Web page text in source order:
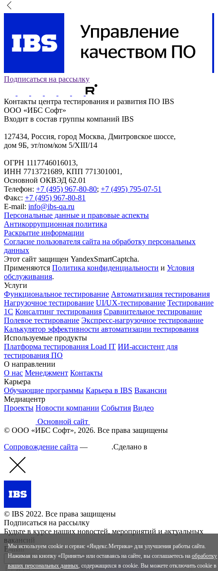
Подписаться на рассылку
Контакты центра тестирования и развития ПО IBS
ООО «ИБС Софт»
Входит в состав группы компаний IBS
127434, Россия, город Москва, Дмитровское шоссе,
дом 9Б, эт/пом/ком 5/XIII/14
ОГРН 1117746016013,
ИНН 7713721689, КПП 771301001,
Основной ОКВЭД 62.01
Телефон: +7 (495) 967-80-80; +7 (495) 795-07-51
Факс: +7 (495) 967-80-81
E-mail: info@ibs-qa.ru
Персональные данные и правовые аспекты
Антикоррупционная политика
Раскрытие информации
Согласие пользователя сайта на обработку персональных
данных
Этот сайт защищен YandexSmartCaptcha.
Применяются Политика конфиденциальности и Условия
обслуживания.
Услуги
Функциональное тестирование Автоматизация тестирования
Нагрузочное тестирование UI/UX-тестирование Тестирование
1С Консалтинг тестирования Сравнительное тестирование
Полевое тестирование Экспресс-нагрузочное тестирование
Калькулятор эффективности автоматизации тестирования
Используемые продукты
Платформа тестирования Load IT ИИ-ассистент для
тестирования ПО
О направлении
О нас Менеджмент Контакты
Карьера
Обучающие программы Карьера в IBS Вакансии
Медиацентр
Проекты Новости компании События Видео
Основной сайт
© ООО «ИБС Софт», 2026. Все права защищены
Сопровождение сайта — .Сделано в
© IBS 2022. Все права защищены
Подписаться на рассылку
Будьте в курсе наших новостей, мероприятий и актуальных
вакансий
E-mail*
Я согласен на обработкуперсональных данных Я
Мы используем cookie и сервис «Яндекс.Метрика» для улучшения работы сайта.
Нажимая на кнопку «Принять» или оставаясь на сайте, вы соглашаетесь на обработку
ваших персональных данных, содержащихся в cookie. Вы можете отключить cookie в